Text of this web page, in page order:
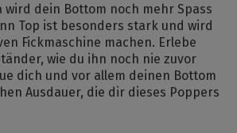
wird dein Bottom noch mehr Spass
Top ist besonders stark und wird
Fickmaschine machen. Erlebe
wie du ihn noch nie zuvor
dich und vor allem deinen Bottom
Ausdauer, die dir dieses Poppers